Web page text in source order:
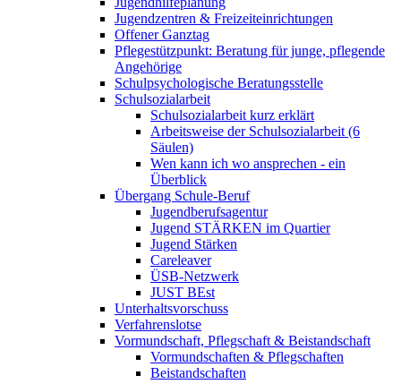
Jugendzentren & Freizeiteinrichtungen
Offener Ganztag
Pflegestützpunkt: Beratung für junge, pflegende
Angehörige
Schulpsychologische Beratungsstelle
Schulsozialarbeit
Schulsozialarbeit kurz erklärt
Arbeitsweise der Schulsozialarbeit (6
Säulen)
Wen kann ich wo ansprechen - ein
Überblick
Übergang Schule-Beruf
Jugendberufsagentur
Jugend STÄRKEN im Quartier
Jugend Stärken
Careleaver
ÜSB-Netzwerk
JUST BEst
Unterhaltsvorschuss
Verfahrenslotse
Vormundschaft, Pflegschaft & Beistandschaft
Vormundschaften & Pflegschaften
Beistandschaften